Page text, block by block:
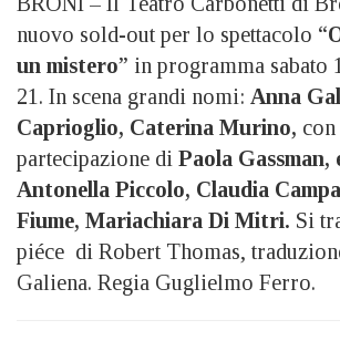
nuovo sold-out per lo spettacolo “
un mistero” in programma sabato
21. In scena grandi nomi: Anna
Caprioglio, Caterina Murino, con
partecipazione di Paola Gassman,
Antonella Piccolo, Claudia
Fiume, Mariachiara Di Mitri. Si
piéce di Robert Thomas,
Galiena. Regia Guglielmo Ferro.